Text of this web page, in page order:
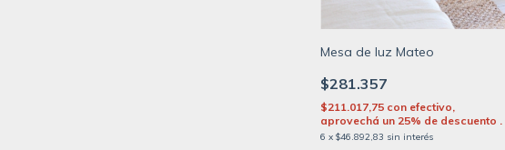
Mesa de luz Mateo
$281.357
6 x$46.892,83 sin interés
$211.017,75 con efectivo,
aprovechá un 25% de descuento .